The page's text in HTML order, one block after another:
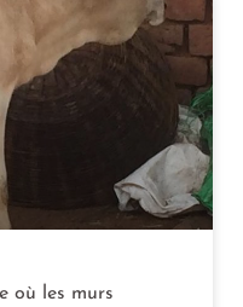
où les murs